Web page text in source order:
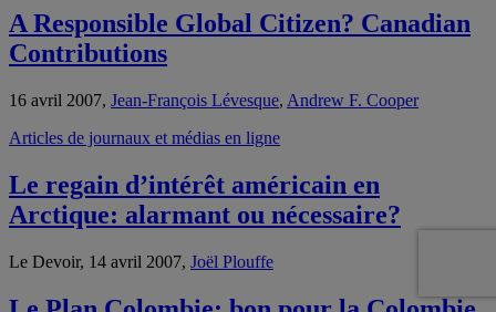
A Responsible Global Citizen? Canadian
Contributions
16 avril 2007, Jean-François Lévesque, Andrew F. Cooper
Articles de journaux et médias en ligne
Le regain d’intérêt américain en
Arctique: alarmant ou nécessaire?
Le Devoir, 14 avril 2007, Joël Plouffe